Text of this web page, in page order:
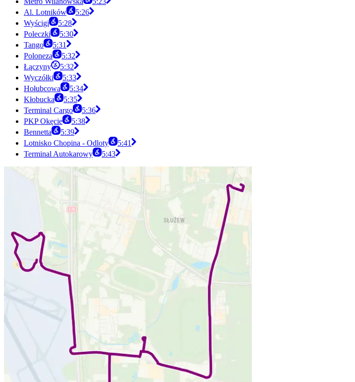
Al. Lotników
5:26
Wyścigi
5:28
Poleczki
5:30
Tango
5:31
Poloneza
5:32
Łączyny
5:32
Wyczółki
5:33
Hołubcowa
5:34
Kłobucka
5:35
Terminal Cargo
5:36
PKP Okęcie
5:38
Bennetta
5:39
Lotnisko Chopina - Odloty
5:41
Terminal Autokarowy
5:43